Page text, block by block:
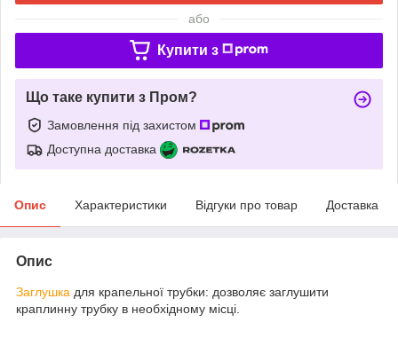
або
Купити з
Що таке купити з Пром?
Замовлення під захистом
Доступна доставка
Опис Характеристики Відгуки про товар Доставка
Опис
Заглушка для крапельної трубки: дозволяє заглушити
краплинну трубку в необхідному місці.